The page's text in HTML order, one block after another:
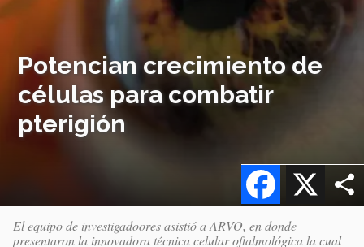
Potencian crecimiento de
células para combatir
pterigión
X
Facebook
El equipo de investigadoores asistió a ARVO, en donde
presentaron la innovadora técnica celular oftalmológica la cual